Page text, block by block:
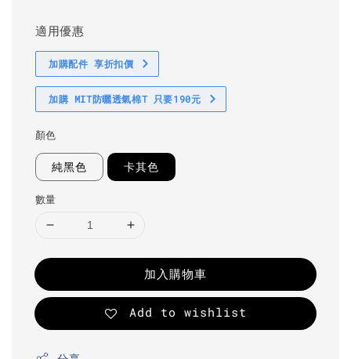
適用優惠
加購配件 享折扣價
加購 MIT防曬透氣棉T 只要190元
顏色
純黑色 卡其色
數量
加入購物車
Add to wishlist